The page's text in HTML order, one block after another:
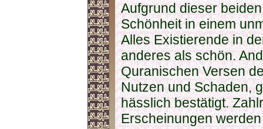
Aufgrund dieser
Schönheit in einem
Alles Existierende in
anderes als schön.
Quranischen Versen
Nutzen und Schaden,
hässlich bestätigt.
Erscheinungen